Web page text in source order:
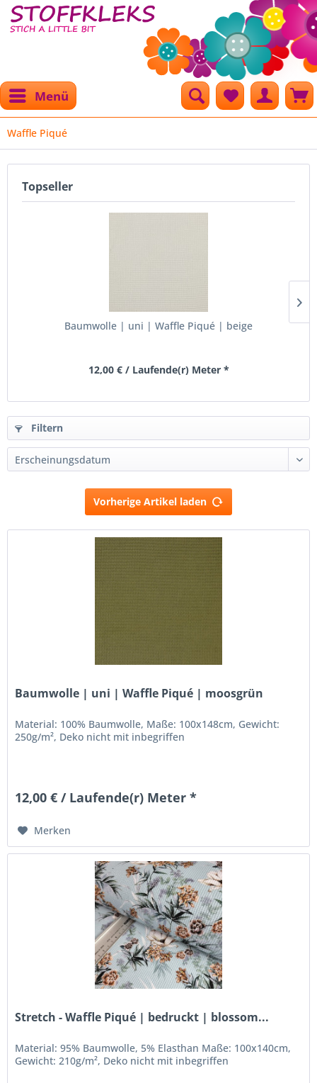
Menü
Waffle Piqué
Topseller
Baumwolle | uni | Waffle Piqué | beige
12,00 € / Laufende(r) Meter *
Filtern
Vorherige Artikel laden
Baumwolle | uni | Waffle Piqué | moosgrün
Material: 100% Baumwolle, Maße: 100x148cm, Gewicht:
250g/m², Deko nicht mit inbegriffen
12,00 € / Laufende(r) Meter *
Merken
Stretch - Waffle Piqué | bedruckt | blossom...
Material: 95% Baumwolle, 5% Elasthan Maße: 100x140cm,
Gewicht: 210g/m², Deko nicht mit inbegriffen